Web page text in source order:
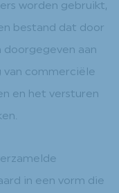
worden gebruikt,
bestand dat door
aan
van commerciële
en het versturen
in een vorm die